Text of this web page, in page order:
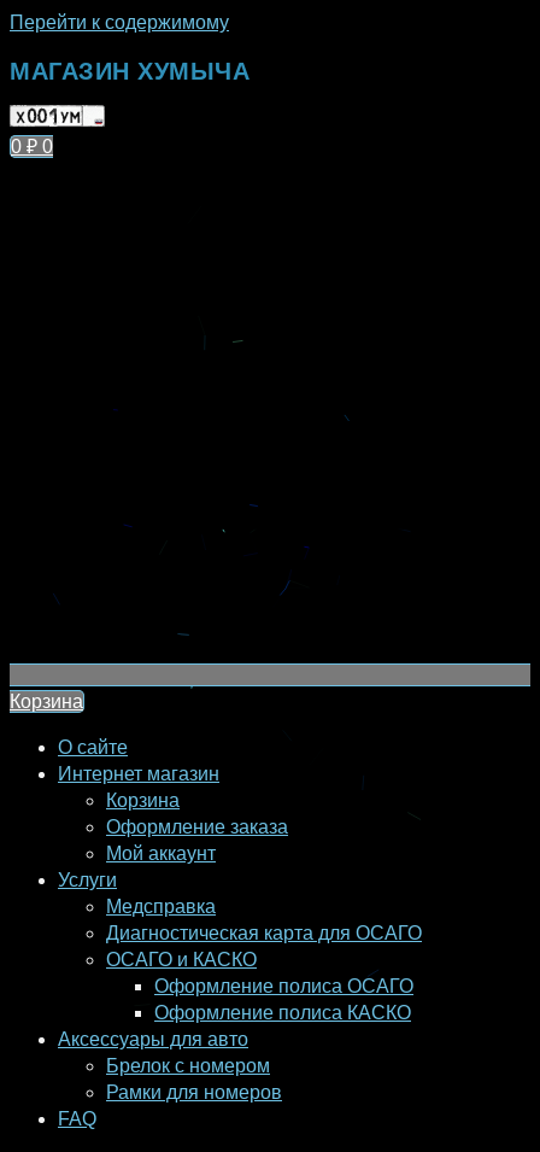
Перейти к содержимому
МАГАЗИН ХУМЫЧА
0 ₽ 0
Корзина
О сайте
Интернет магазин
Корзина
Оформление заказа
Мой аккаунт
Услуги
Медсправка
Диагностическая карта для ОСАГО
ОСАГО и КАСКО
Оформление полиса ОСАГО
Оформление полиса КАСКО
Аксессуары для авто
Брелок с номером
Рамки для номеров
FAQ